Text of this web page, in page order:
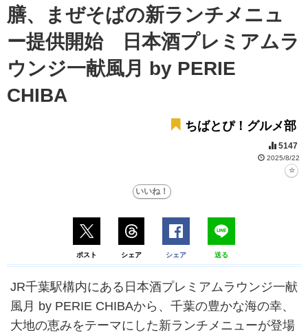
膳、まぜそばの新ランチメニュ
ー提供開始 日本酒プレミアムラ
ウンジ一献風月 by PERIE
CHIBA
ちばとぴ！グルメ部
5147
2025/8/22
ポスト シェア シェア 送る
JR千葉駅構内にある日本酒プレミアムラウンジ一献
風月 by PERIE CHIBAから、千葉の豊かな海の幸、
大地の恵みをテーマにした新ランチメニューが登場